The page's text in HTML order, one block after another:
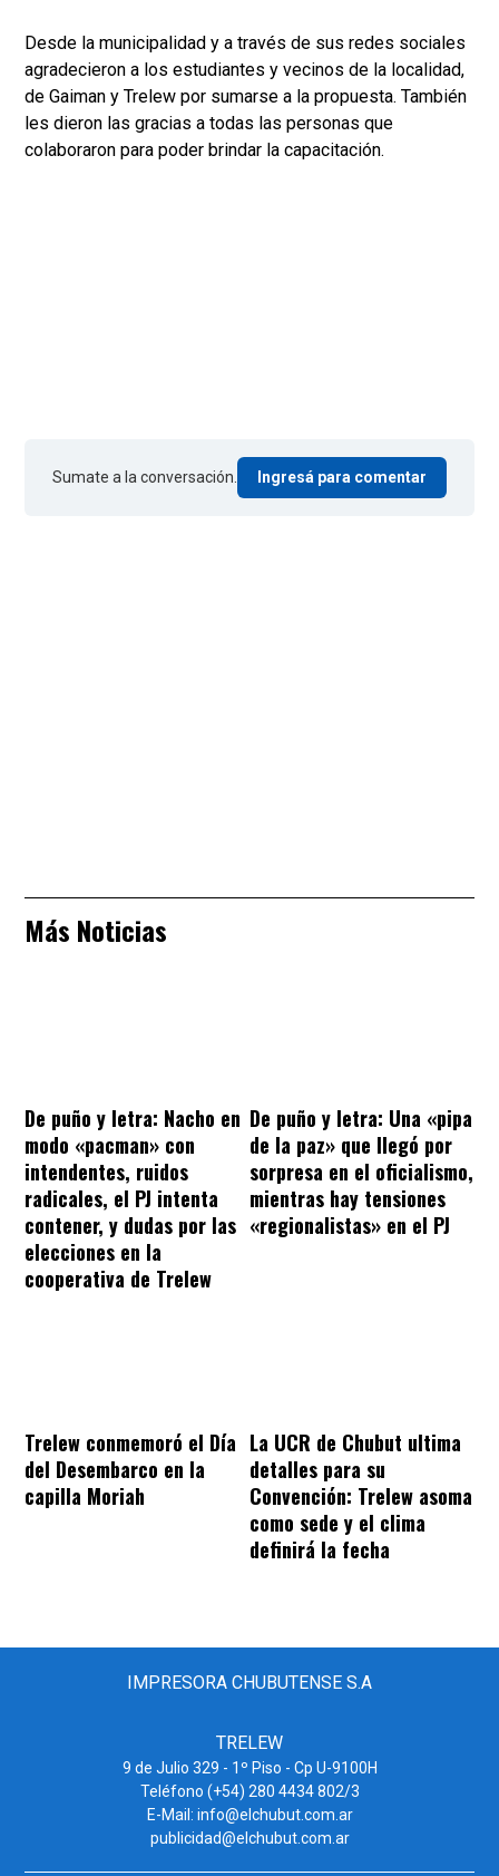
Desde la municipalidad y a través de sus redes sociales
agradecieron a los estudiantes y vecinos de la localidad,
de Gaiman y Trelew por sumarse a la propuesta. También
les dieron las gracias a todas las personas que
colaboraron para poder brindar la capacitación.
Sumate a la conversación. Ingresá para comentar
Más Noticias
De puño y letra: Nacho en
modo «pacman» con
intendentes, ruidos
radicales, el PJ intenta
contener, y dudas por las
elecciones en la
cooperativa de Trelew
De puño y letra: Una «pipa
de la paz» que llegó por
sorpresa en el oficialismo,
mientras hay tensiones
«regionalistas» en el PJ
Trelew conmemoró el Día
del Desembarco en la
capilla Moriah
La UCR de Chubut ultima
detalles para su
Convención: Trelew asoma
como sede y el clima
definirá la fecha
IMPRESORA CHUBUTENSE S.A
TRELEW
9 de Julio 329 - 1º Piso - Cp U-9100H
Teléfono (+54) 280 4434 802/3
E-Mail: info@elchubut.com.ar
publicidad@elchubut.com.ar